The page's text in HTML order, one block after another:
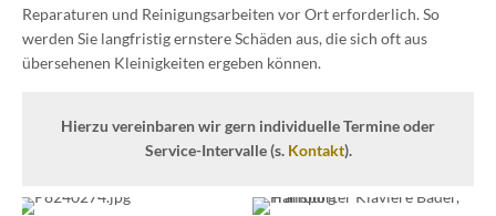
Reparaturen und Reinigungsarbeiten vor Ort erforderlich. So
werden Sie langfristig ernstere Schäden aus, die sich oft aus
übersehenen Kleinigkeiten ergeben können.
Hierzu vereinbaren wir gern individuelle Termine oder
Service-Intervalle (s. Kontakt).
Transporter Klaviere Bader, Hamburg